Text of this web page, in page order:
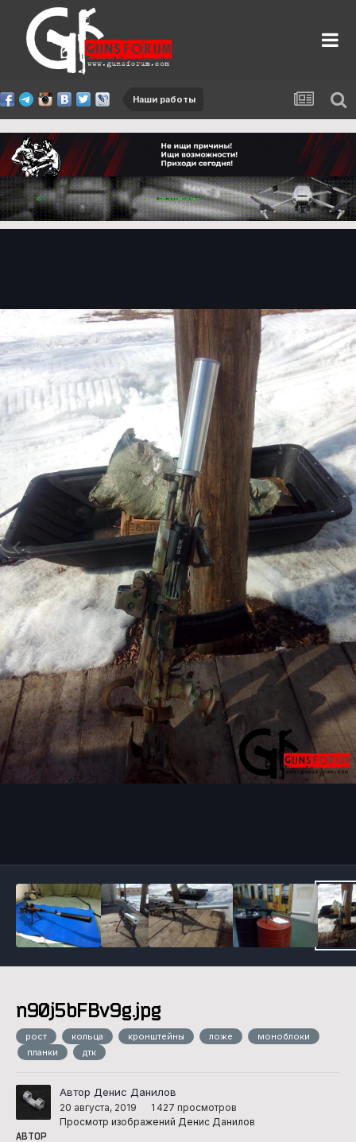
Наши работы
n90j5bFBv9g.jpg
рост кольца кронштейны ложе
моноблоки
планки
дтк
Автор Денис Данилов
20 августа, 2019
1 427 просмотров
Просмотр изображений Денис Данилов
АВТОР